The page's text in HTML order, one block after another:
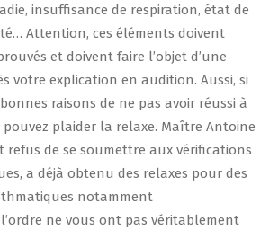
insuffisance de respiration, état de
Attention, ces éléments doivent
et doivent faire l’objet d’une
votre explication en audition. Aussi, si
raisons de ne pas avoir réussi à
pouvez plaider la relaxe. Maître Antoine
refus de se soumettre aux vérifications
a déjà obtenu des relaxes pour des
notamment
l’ordre ne vous ont pas véritablement